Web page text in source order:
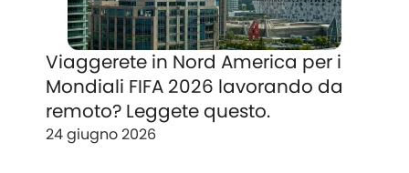
Viaggerete in Nord America per i
Mondiali FIFA 2026 lavorando da
remoto? Leggete questo.
24 giugno 2026